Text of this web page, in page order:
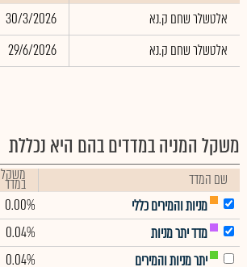
אלטשלר שחם ק.נא 30/3/2026
אלטשלר שחם ק.נא
29/6/2026
משקל המניה במדדים בהם היא נכללת
שם המדד משקל
במדד
מניות והמירים כללי
0.00%
מדד יתר מניות
0.04%
יתר מניות והמירים
0.04%